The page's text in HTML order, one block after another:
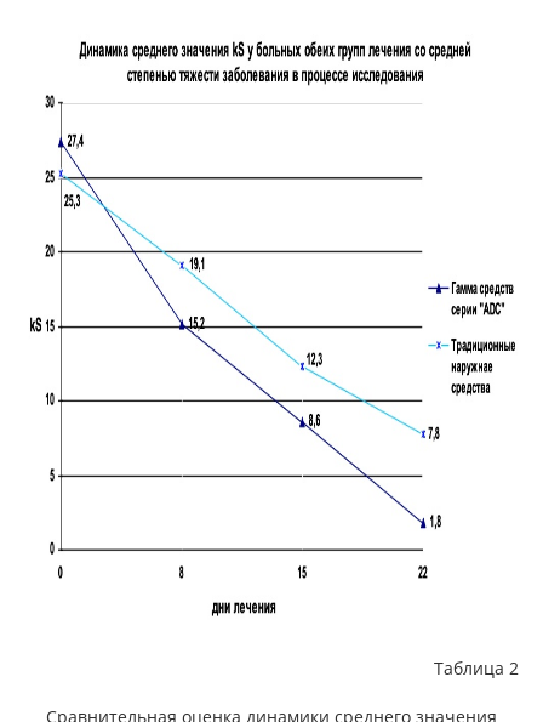
Таблица 2
Сравнительная оценка динамики среднего значения